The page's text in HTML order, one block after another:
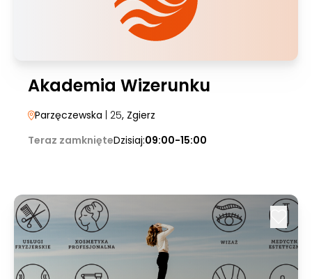
Akademia Wizerunku
Parzęczewska | 25, Zgierz
Teraz zamknięteDzisiaj:09:00-15:00